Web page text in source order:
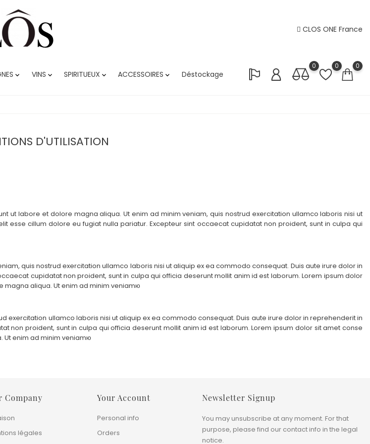
CLOS ONE France
 VINS  SPIRITUEUX  ACCESSOIRES  Déstockage
0 0 0
D'UTILISATION
ut labore et dolore magna aliqua. Ut enim ad minim veniam, quis nostrud exercitation ullamco laboris nisi ut
cillum dolore eu fugiat nulla pariatur. Excepteur sint occaecat cupidatat non proident, sunt in culpa qui
quis nostrud exercitation ullamco laboris nisi ut aliquip ex ea commodo consequat. Duis aute irure dolor in
cupidatat non proident, sunt in culpa qui officia deserunt mollit anim id est laborum. Lorem ipsum dolor
magna aliqua. Ut enim ad minim veniamю
exercitation ullamco laboris nisi ut aliquip ex ea commodo consequat. Duis aute irure dolor in reprehenderit in
non proident, sunt in culpa qui officia deserunt mollit anim id est laborum. Lorem ipsum dolor sit amet conse
Ut enim ad minim veniamю
Company
légales
Your Account
Personal info
Orders
Newsletter Signup
You may unsubscribe at any moment. For that
purpose, please find our contact info in the legal
notice.